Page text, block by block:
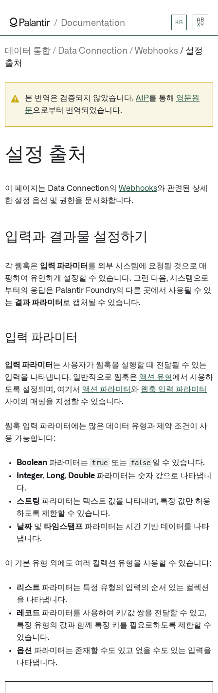
Documentation KR
AB
XY
데이터 통합 Data Connection Webhooks
설정
출처
본 번역은 검증되지 않았습니다. AIP를 통해 영문원
문으로부터 번역되었습니다.
설정 출처
이 페이지는 Data Connection의 Webhooks와 관련된 상세
한 설정 옵션 및 권한을 문서화합니다.
입력과 결과물 설정하기
각 웹훅은 입력 파라미터 를 외부 시스템에 요청될 것으로 매
핑하여 유연하게 설정할 수 있습니다. 그런 다음, 시스템으로
부터의 응답은 Palantir Foundry의 다른 곳에서 사용될 수 있
는 결과 파라미터 로 캡처될 수 있습니다.
입력 파라미터
입력 파라미터 는 사용자가 웹훅을 실행할 때 전달될 수 있는
입력을 나타냅니다. 일반적으로 웹훅은 액션 유형에서 사용하
도록 설정되며, 여기서 액션 파라미터 와 웹훅 입력 파라미터
사이의 매핑을 지정할 수 있습니다.
웹훅 입력 파라미터에는 많은 데이터 유형과 제약 조건이 사
용 가능합니다:
Boolean 파라미터는 true 또는 false 일 수 있습니다.
Integer, Long, Double 파라미터는 숫자 값으로 나타냅니
다.
스트링 파라미터는 텍스트 값을 나타내며, 특정 값만 허용
하도록 제한할 수 있습니다.
날짜및 타임스탬프 파라미터는 시간 기반 데이터를 나타
냅니다.
이 기본 유형 외에도 여러 컬렉션 유형을 사용할 수 있습니다:
리스트 파라미터는 특정 유형의 입력의 순서 있는 컬렉션
을 나타냅니다.
레코드 파라미터를 사용하여 키/값 쌍을 전달할 수 있고,
특정 유형의 값과 함께 특정 키를 필요로하도록 제한할 수
있습니다.
옵션 파라미터는 존재할 수도 있고 없을 수도 있는 입력을
나타냅니다.